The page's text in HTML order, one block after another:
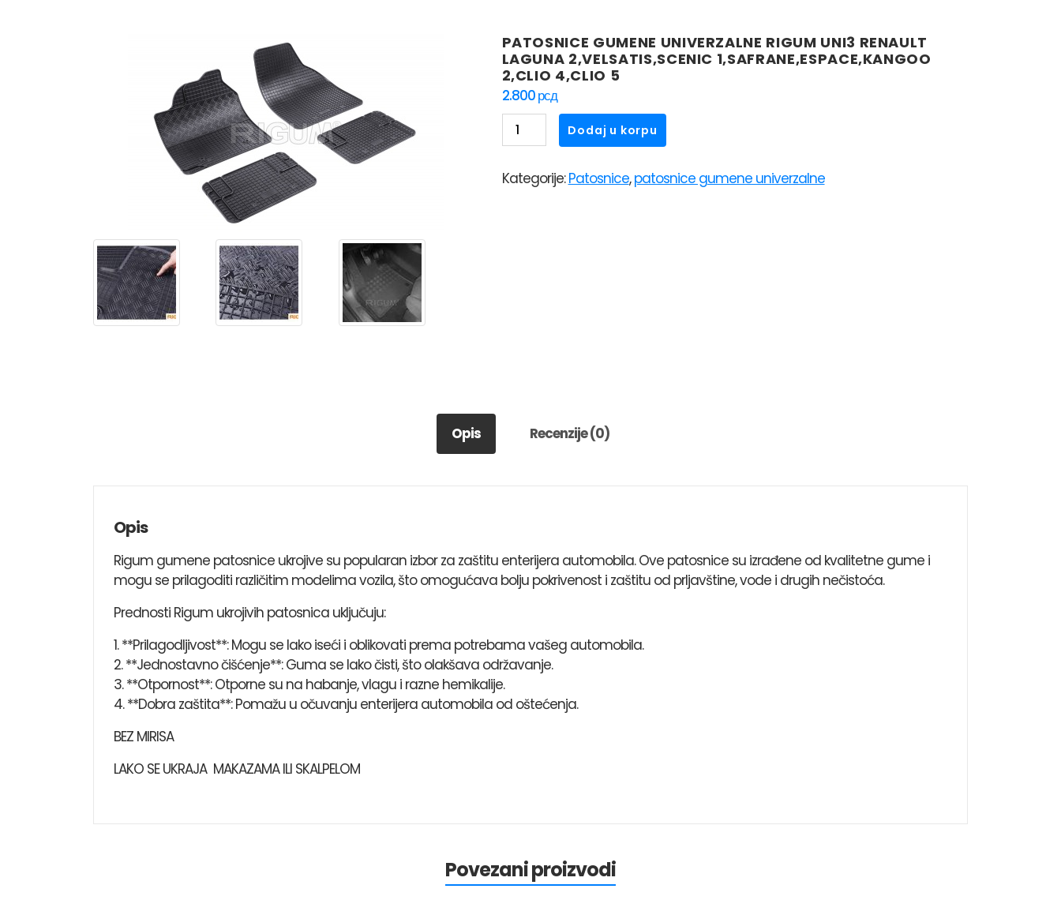
PATOSNICE GUMENE UNIVERZALNE RIGUM UNI3 RENAULT
LAGUNA 2,VELSATIS,SCENIC 1,SAFRANE,ESPACE,KANGOO
2,CLIO 4,CLIO 5
2.800рсд
PATOSNICE
GUMENE
RIGUM
Dodaj u korpu
Kategorije:Patosnice,patosnice gumene univerzalne
Opis Recenzije (0)
Opis
Rigum gumene patosnice ukrojive su popularan izbor za zaštitu enterijera automobila. Ove patosnice su izrađene od kvalitetne gume i
mogu se prilagoditi različitim modelima vozila, što omogućava bolju pokrivenost i zaštitu od prljavštine, vode i drugih nečistoća.
Prednosti Rigum ukrojivih patosnica uključuju:
1. **Prilagodljivost**: Mogu se lako iseći i oblikovati prema potrebama vašeg automobila.
2. **Jednostavno čišćenje**: Guma se lako čisti, što olakšava održavanje.
3. **Otpornost**: Otporne su na habanje, vlagu i razne hemikalije.
4. **Dobra zaštita**: Pomažu u očuvanju enterijera automobila od oštećenja.
BEZ MIRISA
LAKO SE UKRAJA MAKAZAMA ILI SKALPELOM
Povezani proizvodi